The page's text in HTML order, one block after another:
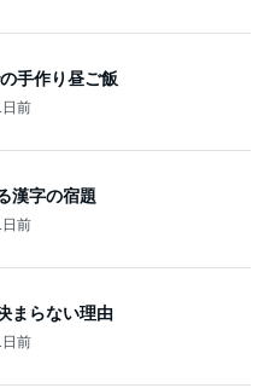
手作り昼ご飯
日前
漢字の宿題
日前
まらない理由
日前